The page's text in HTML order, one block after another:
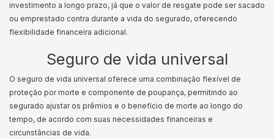
investimento a longo prazo, já que o valor de resgate pode ser sacado
ou emprestado contra durante a vida do segurado, oferecendo
flexibilidade financeira adicional.
Seguro de vida universal
O seguro de vida universal oferece uma combinação flexível de
proteção por morte e componente de poupança, permitindo ao
segurado ajustar os prêmios e o benefício de morte ao longo do
tempo, de acordo com suas necessidades financeiras e
circunstâncias de vida.